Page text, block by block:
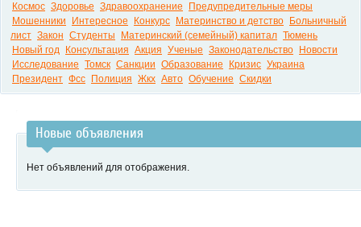
Космос Здоровье Здравоохранение
Предупредительные меры
Мошенники
Интересное Конкурс Материнство и детство
Больничный
лист Закон Студенты Материнский (семейный) капитал Тюмень
Новый год
Консультация Акция Ученые Законодательство
Новости
Исследование Томск Санкции Образование Кризис Украина
Президент Фсс Полиция Жкх Авто Обучение Скидки
Новые объявления
Нет объявлений для отображения.